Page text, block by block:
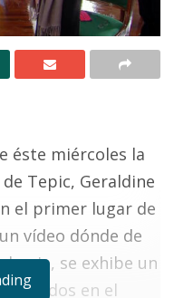
éste miércoles la
Tepic, Geraldine
el primer lugar de
vídeo dónde de
se exhibe un
en el